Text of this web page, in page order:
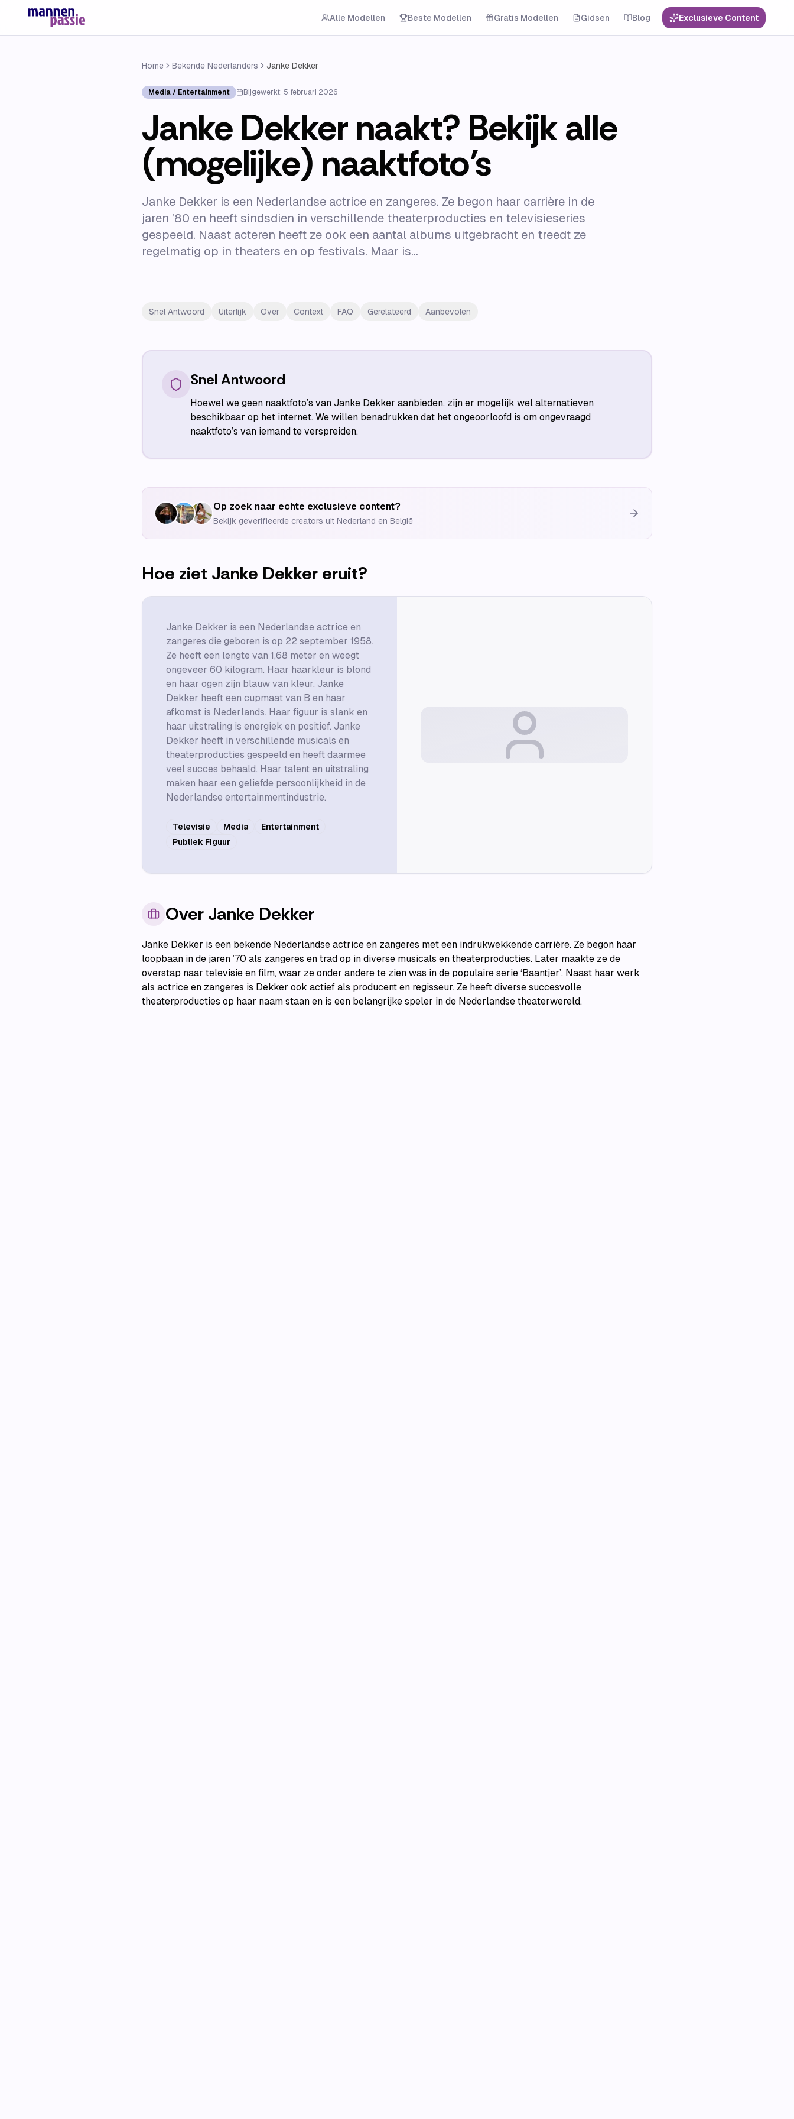
Alle Modellen Beste Modellen Gratis Modellen Gidsen Blog Exclusieve Content
Home Bekende Nederlanders Janke Dekker
Media / Entertainment Bijgewerkt: 5 februari 2026
Janke Dekker naakt? Bekijk alle
(mogelijke) naaktfoto’s
Janke Dekker is een Nederlandse actrice en zangeres. Ze begon haar carrière in de
jaren ’80 en heeft sindsdien in verschillende theaterproducties en televisieseries
gespeeld. Naast acteren heeft ze ook een aantal albums uitgebracht en treedt ze
regelmatig op in theaters en op festivals. Maar is...
Snel Antwoord Uiterlijk Over Context FAQ Gerelateerd Aanbevolen
Snel Antwoord
Hoewel we geen naaktfoto’s van Janke Dekker aanbieden, zijn er mogelijk wel alternatieven
beschikbaar op het internet. We willen benadrukken dat het ongeoorloofd is om ongevraagd
naaktfoto’s van iemand te verspreiden.
Op zoek naar echte exclusieve content?
Bekijk geverifieerde creators uit Nederland en België
Hoe ziet Janke Dekker eruit?
Janke Dekker is een Nederlandse actrice en
zangeres die geboren is op 22 september 1958.
Ze heeft een lengte van 1,68 meter en weegt
ongeveer 60 kilogram. Haar haarkleur is blond
en haar ogen zijn blauw van kleur. Janke
Dekker heeft een cupmaat van B en haar
afkomst is Nederlands. Haar figuur is slank en
haar uitstraling is energiek en positief. Janke
Dekker heeft in verschillende musicals en
theaterproducties gespeeld en heeft daarmee
veel succes behaald. Haar talent en uitstraling
maken haar een geliefde persoonlijkheid in de
Nederlandse entertainmentindustrie.
Televisie Media
Entertainment
Publiek Figuur
Over Janke Dekker
Janke Dekker is een bekende Nederlandse actrice en zangeres met een indrukwekkende carrière. Ze begon haar
loopbaan in de jaren ’70 als zangeres en trad op in diverse musicals en theaterproducties. Later maakte ze de
overstap naar televisie en film, waar ze onder andere te zien was in de populaire serie ‘Baantjer’. Naast haar werk
als actrice en zangeres is Dekker ook actief als producent en regisseur. Ze heeft diverse succesvolle
theaterproducties op haar naam staan en is een belangrijke speler in de Nederlandse theaterwereld.